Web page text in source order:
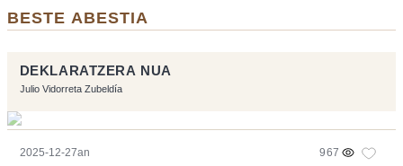
BESTE ABESTIA
DEKLARATZERA NUA
Julio Vidorreta Zubeldía
2025-12-27an 967